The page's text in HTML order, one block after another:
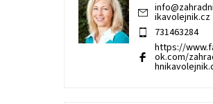
info@
ikavolejnik.cz
731463284
https://
ok.com/